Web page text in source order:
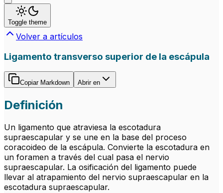
Toggle theme
Volver a artículos
Ligamento transverso superior de la escápula
Copiar Markdown Abrir en
Definición
Un ligamento que atraviesa la escotadura
supraescapular y se une en la base del proceso
coracoideo de la escápula. Convierte la escotadura en
un foramen a través del cual pasa el nervio
supraescapular. La osificación del ligamento puede
llevar al atrapamiento del nervio supraescapular en la
escotadura supraescapular.